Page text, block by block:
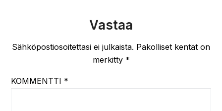
Vastaa
Sähköpostiosoitettasi ei julkaista. Pakolliset kentät on
merkitty *
KOMMENTTI *